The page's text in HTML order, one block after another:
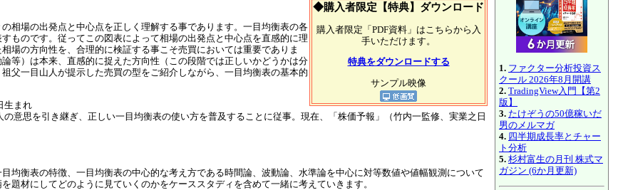
◆購入者限定【特典】ダウンロード
購入者限定「PDF資料」はこちらから入
手いただけます。
特典をダウンロードする
サンプル映像
相場の出発点と中心点を正しく理解する事であります。一目均衡表の各
ものです。従ってこの図表によって相場の出発点と中心点を直感的に理
場の方向性を、合理的に検証する事こそ売買においては重要でありま
等）は本来、直感的に捉えた方向性（この段階では正しいかどうかは分
父一目山人が提示した売買の型をご紹介しながら、一目均衡表の基本的
生まれ
意思を引き継ぎ、正しい一目均衡表の使い方を普及することに従事。現在、「株価予報」（竹内一監修、実業之日
均衡表の特徴、一目均衡表の中心的な考え方である時間論、波動論、水準論を中心に対等数値や値幅観測について
題材にしてどのように見ていくのかをケーススタディを含めて一緒に考えていきます。
1. ファクター分析投資ス
クール 2026年8月開講
2. TradingView入門【第2
版】
3. たけぞうの50億稼いだ
男のメルマガ
4. 四半期成長率とチャー
ト分析
5. 杉村富生の月刊 株式マ
ガジン (6か月更新)